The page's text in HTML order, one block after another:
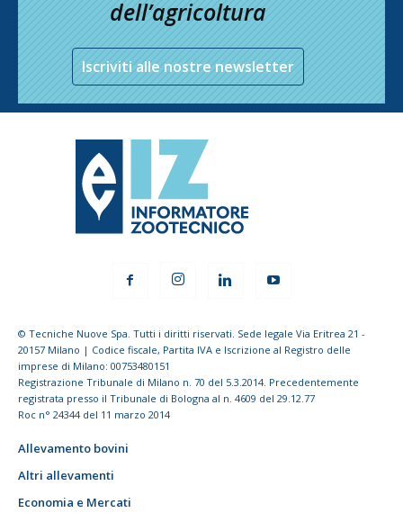
dell’agricoltura
Iscriviti alle nostre newsletter
© Tecniche Nuove Spa. Tutti i diritti riservati. Sede legale Via Eritrea 21 -
20157 Milano | Codice fiscale, Partita IVA e Iscrizione al Registro delle
imprese di Milano: 00753480151
Registrazione Tribunale di Milano n. 70 del 5.3.2014. Precedentemente
registrata presso il Tribunale di Bologna al n. 4609 del 29.12.77
Roc n° 24344 del 11 marzo 2014
Allevamento bovini
Altri allevamenti
Economia e Mercati